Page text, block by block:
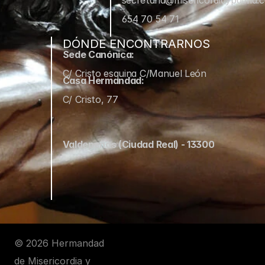
654 70 54 71
DÓNDE ENCONTRARNOS
Sede Canónica:
C/ Cristo esquina C/Manuel León
Casa Hermandad:
C/ Cristo, 77
Valdepeñas (Ciudad Real) - 13300
© 2026 Hermandad
de Misericordia y